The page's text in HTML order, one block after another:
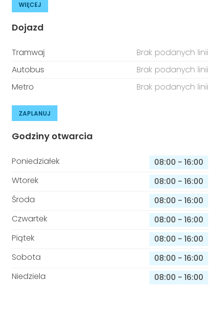
WIĘCEJ
Dojazd
Tramwaj
Brak podanych linii
Autobus
Brak podanych linii
Metro
Brak podanych linii
ZAPLANUJ
Godziny otwarcia
Poniedziałek 08:00 - 16:00
Wtorek
08:00 - 16:00
Środa
08:00 - 16:00
Czwartek
08:00 - 16:00
Piątek
08:00 - 16:00
Sobota
08:00 - 16:00
Niedziela
08:00 - 16:00